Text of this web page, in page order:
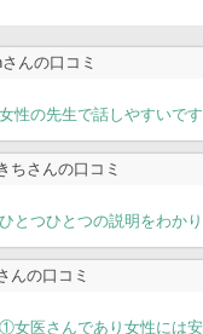
んの口コミ
女性の先生で話しやすいです
ちさんの口コミ
ひとつひとつの説明をわか
んの口コミ
①女医さんであり女性には